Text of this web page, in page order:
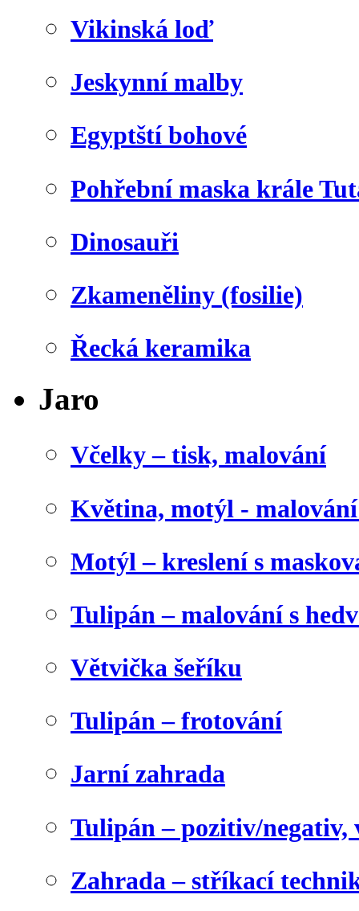
Vikinská loď
Jeskynní malby
Egyptští bohové
Pohřební maska krále
Dinosauři
Zkameněliny (fosilie)
Řecká keramika
Jaro
Včelky – tisk, malování
Květina, motýl -
Motýl – kreslení s
Tulipán – malování s
Větvička šeříku
Tulipán – frotování
Jarní zahrada
Tulipán – pozitiv/negativ,
Zahrada – stříkací